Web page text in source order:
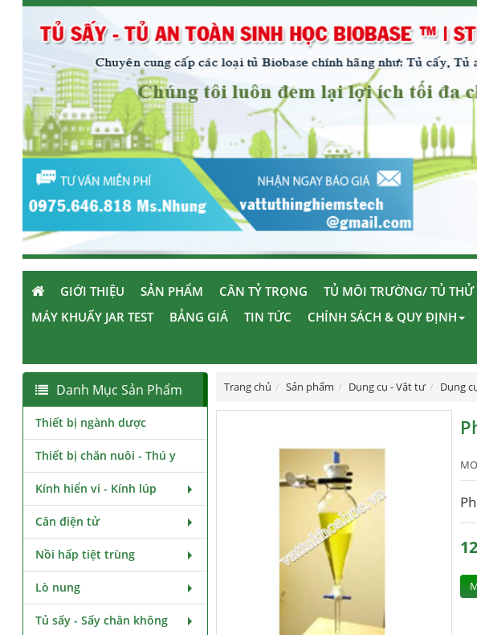
GIỚI THIỆU SẢN PHẨM CÂN TỶ TRỌNG TỦ MÔI TRƯỜNG/ TỦ
MÁY KHUẤY JAR TEST
BẢNG GIÁ TIN TỨC CHÍNH SÁCH & QUY ĐỊNH
Trang chủ Sản phẩm Dụng cụ - Vật tư Dụng
Danh Mục Sản Phẩm
Thiết bị ngành dược
Thiết bị chăn nuôi - Thú y
Kính hiển vi - Kính lúp
Cân điện tử
Nồi hấp tiệt trùng
Lò nung
Tủ sấy - Sấy chân không